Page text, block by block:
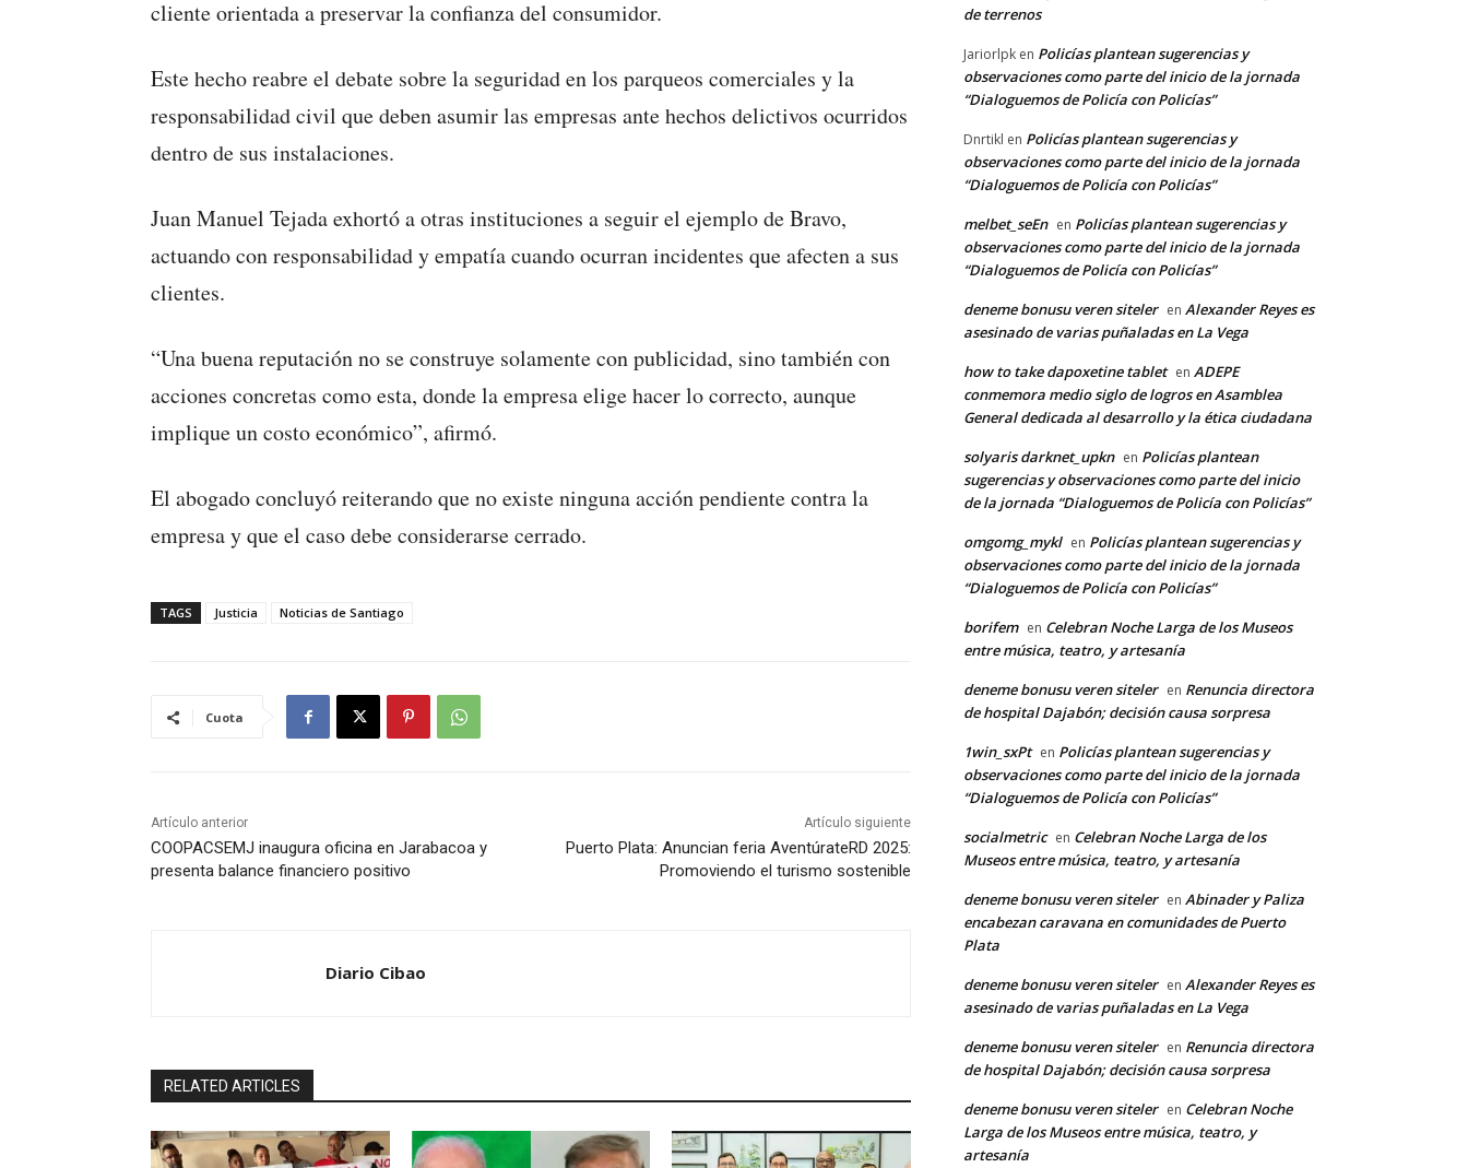
cliente orientada a preservar la confianza del consumidor.
Este hecho reabre el debate sobre la seguridad en los parqueos comerciales y la
responsabilidad civil que deben asumir las empresas ante hechos delictivos ocurridos
dentro de sus instalaciones.
Juan Manuel Tejada exhortó a otras instituciones a seguir el ejemplo de Bravo,
actuando con responsabilidad y empatía cuando ocurran incidentes que afecten a sus
clientes.
“Una buena reputación no se construye solamente con publicidad, sino también con
acciones concretas como esta, donde la empresa elige hacer lo correcto, aunque
implique un costo económico”, afirmó.
El abogado concluyó reiterando que no existe ninguna acción pendiente contra la
empresa y que el caso debe considerarse cerrado.
TAGS Justicia Noticias de Santiago
Cuota
Artículo anterior
COOPACSEMJ inaugura oficina en Jarabacoa y
presenta balance financiero positivo
Artículo siguiente
Puerto Plata: Anuncian feria AventúrateRD 2025:
Promoviendo el turismo sostenible
Diario Cibao
RELATED ARTICLES
de terrenos
Jariorlpk en Policías plantean sugerencias y
observaciones como parte del inicio de la jornada
“Dialoguemos de Policía con Policías”
Dnrtikl en Policías plantean sugerencias y
observaciones como parte del inicio de la jornada
“Dialoguemos de Policía con Policías”
melbet_seEn en Policías plantean sugerencias y
observaciones como parte del inicio de la jornada
“Dialoguemos de Policía con Policías”
deneme bonusu veren siteler en Alexander Reyes es
asesinado de varias puñaladas en La Vega
how to take dapoxetine tablet en ADEPE
conmemora medio siglo de logros en Asamblea
General dedicada al desarrollo y la ética ciudadana
solyaris darknet_upkn en Policías plantean
sugerencias y observaciones como parte del inicio
de la jornada “Dialoguemos de Policía con Policías”
omgomg_mykl en Policías plantean sugerencias y
observaciones como parte del inicio de la jornada
“Dialoguemos de Policía con Policías”
borifem en Celebran Noche Larga de los Museos
entre música, teatro, y artesanía
deneme bonusu veren siteler en Renuncia directora
de hospital Dajabón; decisión causa sorpresa
1win_sxPt en Policías plantean sugerencias y
observaciones como parte del inicio de la jornada
“Dialoguemos de Policía con Policías”
socialmetric en Celebran Noche Larga de los
Museos entre música, teatro, y artesanía
deneme bonusu veren siteler en Abinader y Paliza
encabezan caravana en comunidades de Puerto
Plata
deneme bonusu veren siteler en Alexander Reyes es
asesinado de varias puñaladas en La Vega
deneme bonusu veren siteler en Renuncia directora
de hospital Dajabón; decisión causa sorpresa
deneme bonusu veren siteler en Celebran Noche
Larga de los Museos entre música, teatro, y
artesanía